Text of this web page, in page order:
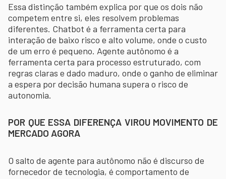
Essa distinção também explica por que os dois não
competem entre si, eles resolvem problemas
diferentes. Chatbot é a ferramenta certa para
interação de baixo risco e alto volume, onde o custo
de um erro é pequeno. Agente autônomo é a
ferramenta certa para processo estruturado, com
regras claras e dado maduro, onde o ganho de eliminar
a espera por decisão humana supera o risco de
autonomia.
POR QUE ESSA DIFERENÇA VIROU MOVIMENTO DE
MERCADO AGORA
O salto de agente para autônomo não é discurso de
fornecedor de tecnologia, é comportamento de